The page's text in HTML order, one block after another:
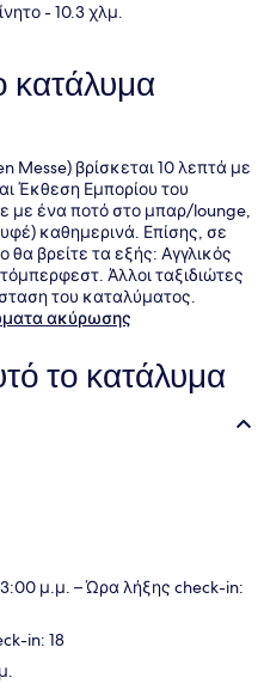
- 10.3 χλμ.
κατάλυμα
Messe) βρίσκεται 10 λεπτά με
Έκθεση Εμπορίου του
με ένα ποτό στο μπαρ/lounge,
καθημερινά. Επίσης, σε
θα βρείτε τα εξής: Αγγλικός
Άλλοι ταξιδιώτες
του καταλύματος.
ακύρωσης
το κατάλυμα
μ.μ. – Ώρα λήξης check-in:
in: 18